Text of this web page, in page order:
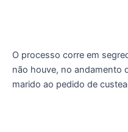
O processo corre em
não houve, no andamento
marido ao pedido de